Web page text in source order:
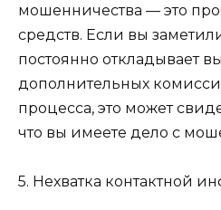
мошенничества — это
средств. Если вы
постоянно откладывает
дополнительных
процесса, это может
что вы имеете дело с
5. Нехватка контактной